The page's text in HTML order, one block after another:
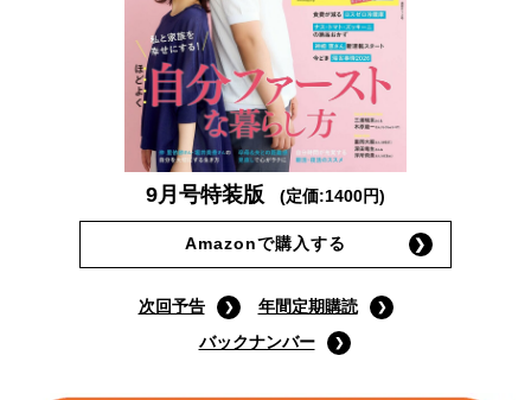
9月号特装版 (定価:1400円)
Amazonで購入する
次回予告
年間定期購読
バックナンバー